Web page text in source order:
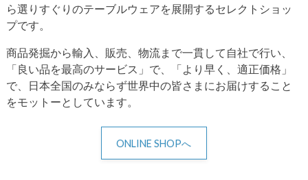
ら選りすぐりのテーブルウェアを展開するセレクトショッ
プです。
商品発掘から輸入、販売、物流まで一貫して自社で行い、
「良い品を最高のサービス」で、「より早く、適正価格」
で、日本全国のみならず世界中の皆さまにお届けすること
をモットーとしています。
ONLINE SHOPへ